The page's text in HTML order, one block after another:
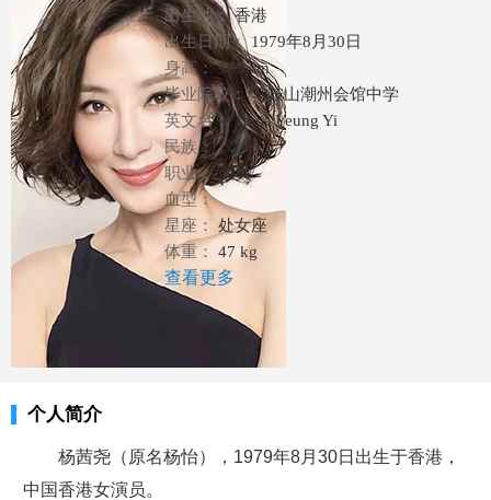
出生地：香港
出生日期：1979年8月30日
身高：165 cm
毕业院校：马鞍山潮州会馆中学
英文名：Tavia Yeung Yi
民族：汉族
职业：演员
血型：
星座：
处女座
体重：
47 kg
查看更多
个人简介
杨茜尧（原名杨怡），1979年8月30日出生于香港，
中国香港女演员。